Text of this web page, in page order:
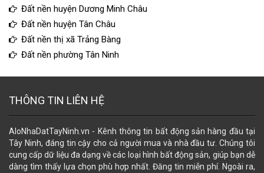
Đất nền huyện Dương Minh Châu
Đất nền huyện Tân Châu
Đất nền thị xã Trảng Bàng
Đất nền phường Tân Ninh
THÔNG TIN LIÊN HỆ
AloNhaDatTayNinh.vn - Kênh thông tin bất động sản hàng đầu tại
Tây Ninh, đáng tin cậy cho cả người mua và nhà đầu tư. Chúng tôi
cung cấp dữ liệu đa dạng về các loại hình bất động sản, giúp bạn dễ
dàng tìm thấy lựa chọn phù hợp nhất. Đăng tin miễn phí. Ngoài ra,